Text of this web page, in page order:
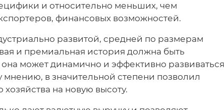
и относительно меньших, чем
финансовых возможностей.
развитой, средней по размерам
и премиальная история должна быть
может динамично и эффективно
в значительной степени позволил
на новую высоту.